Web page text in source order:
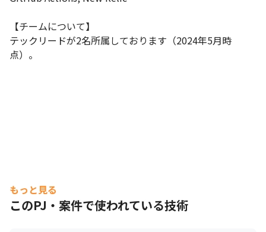
【チームについて】
テックリードが2名所属しております（2024年5月時
点）。
もっと見る
このPJ・案件で使われている技術